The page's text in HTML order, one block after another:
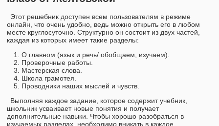
Этот решебник доступен всем пользователям в режиме
онлайн, что очень удобно, ведь можно открыть его в любом
месте круглосуточно. Структурно он состоит из двух частей,
каждая из которых имеет такие разделы:
О главном (язык и речь/ обобщаем, изучаем).
Проверочные работы.
Мастерская слова.
Школа грамотея.
Проводники наших мыслей и чувств.
Выполняя каждое задание, которое содержит учебник,
школьник усваивает новые понятия и получает
дополнительные навыки. Чтобы хорошо разобраться в
изучаемых разделах, необходимо вникать в каждое